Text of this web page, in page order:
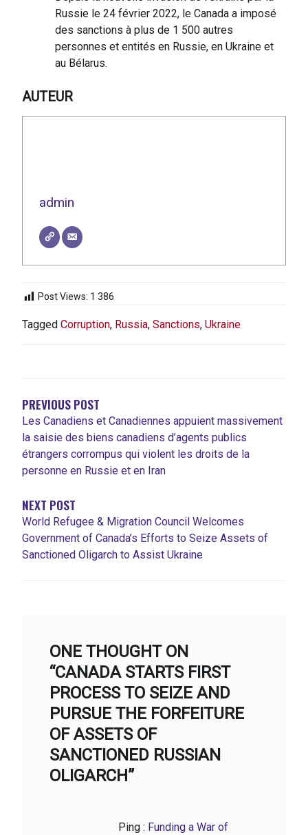
Russie le 24 février 2022, le Canada a imposé
des sanctions à plus de 1 500 autres
personnes et entités en Russie, en Ukraine et
au Bélarus.
AUTEUR
admin
Post Views: 1 386
Tagged Corruption, Russia, Sanctions, Ukraine
L'ARTICLE
PREVIOUS POST
Les Canadiens et Canadiennes appuient massivement
la saisie des biens canadiens d’agents publics
étrangers corrompus qui violent les droits de la
personne en Russie et en Iran
NEXT POST
World Refugee & Migration Council Welcomes
Government of Canada’s Efforts to Seize Assets of
Sanctioned Oligarch to Assist Ukraine
ONE THOUGHT ON
“CANADA STARTS FIRST
PROCESS TO SEIZE AND
PURSUE THE FORFEITURE
OF ASSETS OF
SANCTIONED RUSSIAN
OLIGARCH”
Ping : Funding a War of